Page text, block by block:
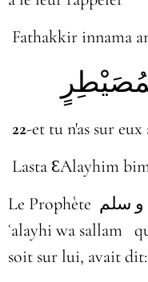
Fathakkir innama
22-et tu n'as sur
Lasta ƐAlayhim
Le Prophète
ʿalayhi wa sallam
soit sur lui, avait dit: